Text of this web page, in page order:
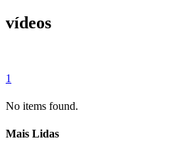
vídeos
1
No items found.
Mais Lidas